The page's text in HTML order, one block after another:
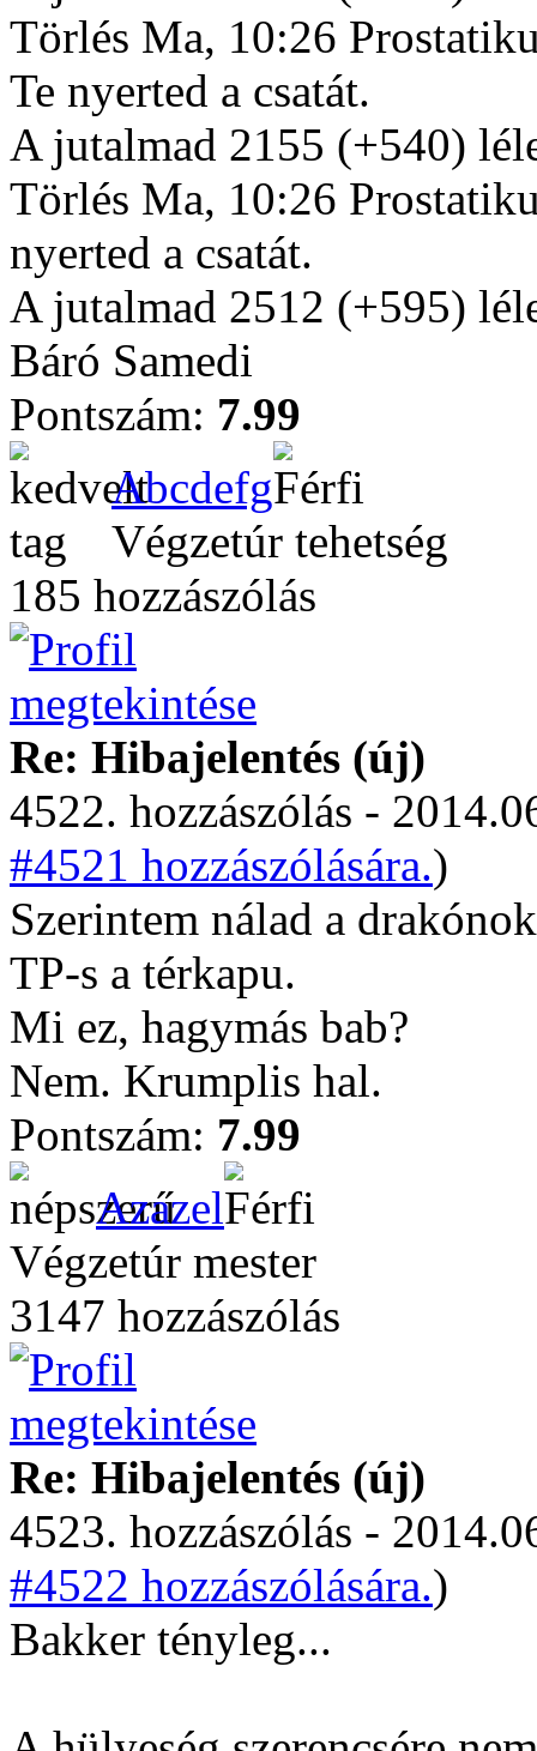
Törlés Ma, 10:26
Te nyerted a csatát.
A jutalmad 2155 (+540)
Törlés Ma, 10:26
nyerted a csatát.
A jutalmad 2512 (+595)
Báró Samedi
Pontszám: 7.99
Abcdefg
Végzetúr tehetség
185 hozzászólás
Re: Hibajelentés (új)
4522. hozzászólás -
#4521 hozzászólására.)
Szerintem nálad a
TP-s a térkapu.
Mi ez, hagymás bab?
Nem. Krumplis hal.
Pontszám: 7.99
Azazel
Végzetúr mester
3147 hozzászólás
Re: Hibajelentés (új)
4523. hozzászólás -
#4522 hozzászólására.)
Bakker tényleg...